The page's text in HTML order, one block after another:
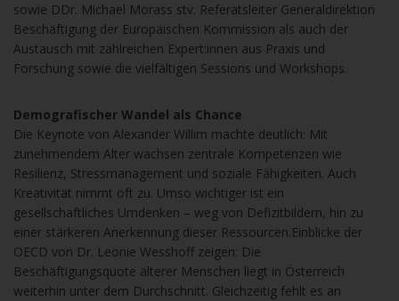
sowie DDr. Michael Morass stv. Referatsleiter Generaldirektion
Beschäftigung der Europäischen Kommission als auch der
Austausch mit zahlreichen Expert:innen aus Praxis und
Forschung sowie die vielfältigen Sessions und Workshops.
Demografischer Wandel als Chance
Die Keynote von Alexander Willim machte deutlich: Mit
zunehmendem Alter wachsen zentrale Kompetenzen wie
Resilienz, Stressmanagement und soziale Fähigkeiten. Auch
Kreativität nimmt oft zu. Umso wichtiger ist ein
gesellschaftliches Umdenken – weg von Defizitbildern, hin zu
einer stärkeren Anerkennung dieser Ressourcen.Einblicke der
OECD von Dr. Leonie Wesshoff zeigen: Die
Beschäftigungsquote älterer Menschen liegt in Österreich
weiterhin unter dem Durchschnitt. Gleichzeitig fehlt es an